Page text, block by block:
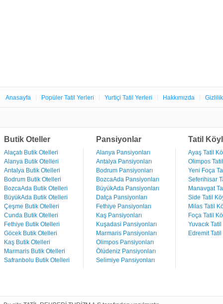
Anasayfa Popüler Tatil Yerleri Yurtiçi Tatil Yerleri Hakkımızda
Butik Oteller
Alaçatı Butik Otelleri
Alanya Butik Otelleri
Antalya Butik Otelleri
Bodrum Butik Otelleri
BozcaAda Butik Otelleri
BüyükAda Butik Otelleri
Çeşme Butik Otelleri
Cunda Butik Otelleri
Fethiye Butik Otelleri
Göcek Butik Otelleri
Kaş Butik Otelleri
Marmaris Butik Otelleri
Safranbolu Butik Otelleri
Pansiyonlar
Alanya Pansiyonları
Antalya Pansiyonları
Bodrum Pansiyonları
BozcaAda Pansiyonları
BüyükAda Pansiyonları
Datça Pansiyonları
Fethiye Pansiyonları
Kaş Pansiyonları
Kuşadasi Pansiyonları
Marmaris Pansiyonları
Olimpos Pansiyonları
Ölüdeniz Pansiyonları
Selimiye Pansiyonları
Tatil
Ayaş Tatil
Olimpos
Yeni Foça
Seferihisar
Manavgat
Side Tatil
Milas Tatil
Foça Tatil
Yuvacık
Edremit